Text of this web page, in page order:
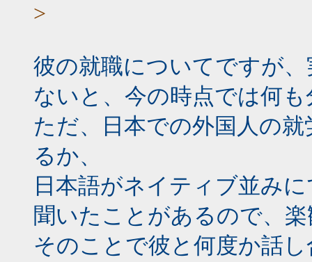
>
彼の就職についてですが
ないと、今の時点では何
ただ、日本での外国人の
るか、
日本語がネイティブ並み
聞いたことがあるので、
そのことで彼と何度か話